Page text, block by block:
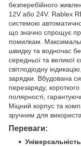
безперебійного
12V або 24V. Rablex
системою
що значно спрощує
помилкам.
швидку та водночас
середньої та великої
світлодіодну
зарядки. Вбудована
перезаряду,
полярності,
Міцний корпус та
зручним для
Переваги: